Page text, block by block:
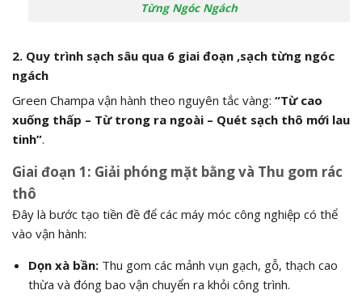
Từng Ngóc Ngách
2. Quy trình sạch sâu qua 6 giai đoạn ,sạch từng ngóc
ngách
Green Champa vận hành theo nguyên tắc vàng: “Từ cao
xuống thấp – Từ trong ra ngoài – Quét sạch thô mới lau
tinh”.
Giai đoạn 1: Giải phóng mặt bằng và Thu gom rác
thô
Đây là bước tạo tiền đề để các máy móc công nghiệp có thể
vào vận hành:
Dọn xà bần:Thu gom các mảnh vụn gạch, gỗ, thạch cao
thừa và đóng bao vận chuyển ra khỏi công trình.